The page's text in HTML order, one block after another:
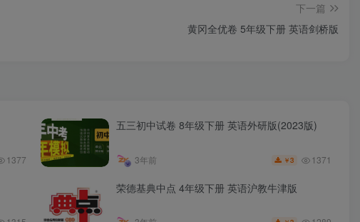
下一篇
黄冈全优卷 5年级下册 英语剑桥版
1377
五三初中试卷 8年级下册 英语外研版(2023版)
3年前 ￥3 1371
荣德基典中点 4年级下册 英语沪教牛津版